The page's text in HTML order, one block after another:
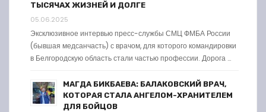
ТЫСЯЧАХ ЖИЗНЕЙ И ДОЛГЕ
05.06.2025
Эксклюзивное интервью пресс-службы СМЦ ФМБА России
(бывшая медсанчасть) с врачом, для которого командировки
в Белгородскую область стали частью профессии. Дорога …
МАГДА БИКБАЕВА: БАЛАКОВСКИЙ ВРАЧ,
КОТОРАЯ СТАЛА АНГЕЛОМ-ХРАНИТЕЛЕМ
ДЛЯ БОЙЦОВ